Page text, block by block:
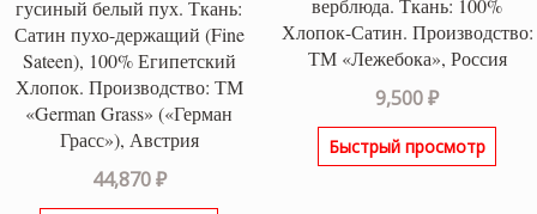
гусиный белый пух. Ткань:
Сатин пухо-держащий (Fine
Sateen), 100% Египетский
Хлопок. Производство: ТМ
«German Grass» («Герман
Грасс»), Австрия
44,870₽
верблюда. Ткань: 100%
Хлопок-Сатин. Производство:
ТМ «Лежебока», Россия
9,500₽
Быстрый просмотр